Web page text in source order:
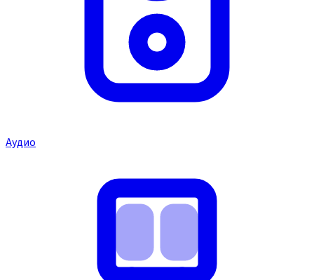
Аудио